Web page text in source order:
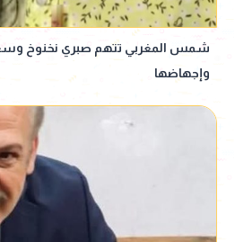
شمس المغربي تتهم صبري نخنوخ
وإجهاضها